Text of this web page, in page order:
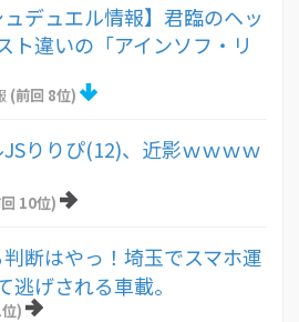
ュデュエル情報】君臨のヘッ
ト違いの「アインソフ・リ
(前回 8位)
JSりりぴ(12)、近影ｗｗｗｗ
10位)
判断はやっ！埼玉でスマホ運
げされる車載。
)